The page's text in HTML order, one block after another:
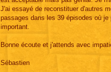
J'ai essayé de reconstituer d'autres
passages dans les 39 épisodes où
important.
Bonne écoute et j'attends avec
Sébastien